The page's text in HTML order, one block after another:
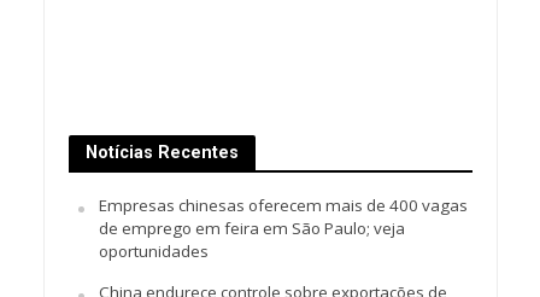
Notícias Recentes
Empresas chinesas oferecem mais de 400 vagas
de emprego em feira em São Paulo; veja
oportunidades
China endurece controle sobre exportações de